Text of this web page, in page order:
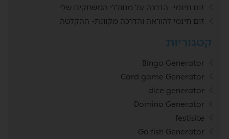
זום חינמי- הדרכה על מחוללי המשחקים שלי
זום חינמי להוראה והדרכה מקוונת- ההקלטה
קטגוריות
Bingo Generator
Card game Generator
dice generator
Domino Generator
festisite
Go fish Generator